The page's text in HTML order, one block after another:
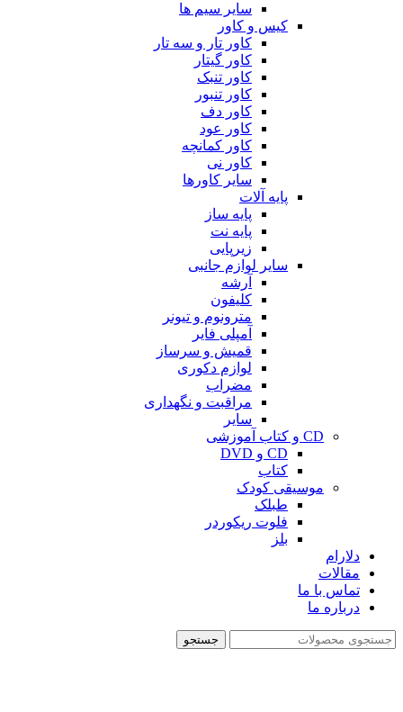
سایر سیم ها
کیس و کاور
کاور تار و سه تار
کاور گیتار
کاور تنبک
کاور تنبور
کاور دف
کاور عود
کاور کمانچه
کاور نی
سایر کاورها
پایه آلات
پایه ساز
پایه نت
زیرپایی
سایر لوازم جانبی
آرشه
کلیفون
مترونوم و تیونر
آمپلی فایر
قمیش و سرساز
لوازم دکوری
مضراب
مراقبت و نگهداری
سایر
CD و کتاب آموزشی
CD و DVD
کتاب
موسیقی کودک
طبلک
فلوت ریکوردر
بلز
دلارام
مقالات
تماس با ما
درباره ما
جستجو